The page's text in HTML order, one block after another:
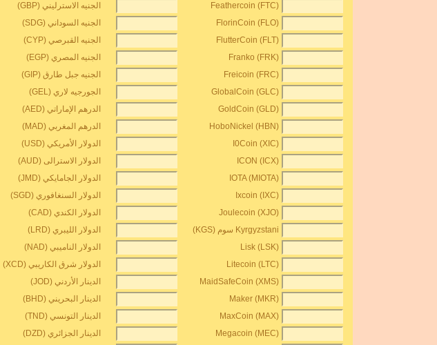
Feathercoin (FTC)
الجنيه الاسترليني (GBP)
FlorinCoin (FLO)
الجنيه السوداني (SDG)
FlutterCoin (FLT)
الجنيه القبرصي (CYP)
Franko (FRK)
الجنيه المصري (EGP)
Freicoin (FRC)
الجنيه جبل طارق (GIP)
GlobalCoin (GLC)
الجورجيه لاري (GEL)
GoldCoin (GLD)
الدرهم الإماراتي (AED)
HoboNickel (HBN)
الدرهم المغربي (MAD)
I0Coin (XIC)
الدولار الأمريكي (USD)
ICON (ICX)
الدولار الاسترالى (AUD)
IOTA (MIOTA)
الدولار الجامايكي (JMD)
Ixcoin (IXC)
الدولار السنغافوري (SGD)
Joulecoin (XJO)
الدولار الكندي (CAD)
Kyrgyzstani سوم (KGS)
الدولار الليبري (LRD)
Lisk (LSK)
الدولار الناميبي (NAD)
Litecoin (LTC)
الدولار شرق الكاريبي (XCD)
MaidSafeCoin (XMS)
الدينار الأردني (JOD)
Maker (MKR)
الدينار البحريني (BHD)
MaxCoin (MAX)
الدينار التونسي (TND)
Megacoin (MEC)
الدينار الجزائري (DZD)